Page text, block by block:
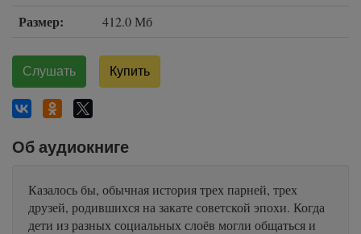
Размер: 412.0 Мб
Слушать Купить
Об аудиокниге
Казалось бы, обычная история трех парней, трех
друзей, родившихся на закате советской эпохи. Когда
дети из разных социальных слоёв могли общаться и